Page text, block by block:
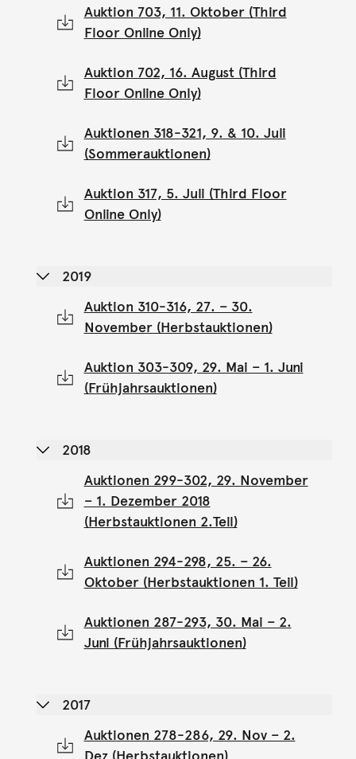
Auktion 703, 11. Oktober (Third
Floor Online Only)
Auktion 702, 16. August (Third
Floor Online Only)
Auktionen 318-321, 9. & 10. Juli
(Sommerauktionen)
Auktion 317, 5. Juli (Third Floor
Online Only)
2019
Auktion 310-316, 27. – 30.
November (Herbstauktionen)
Auktion 303-309, 29. Mai – 1. Juni
(Frühjahrsauktionen)
2018
Auktionen 299-302, 29. November
– 1. Dezember 2018
(Herbstauktionen 2.Teil)
Auktionen 294-298, 25. – 26.
Oktober (Herbstauktionen 1. Teil)
Auktionen 287-293, 30. Mai – 2.
Juni (Frühjahrsauktionen)
2017
Auktionen 278-286, 29. Nov – 2.